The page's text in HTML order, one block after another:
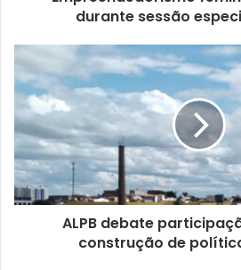
m
i
durante sessão
ALPB debate
construção de